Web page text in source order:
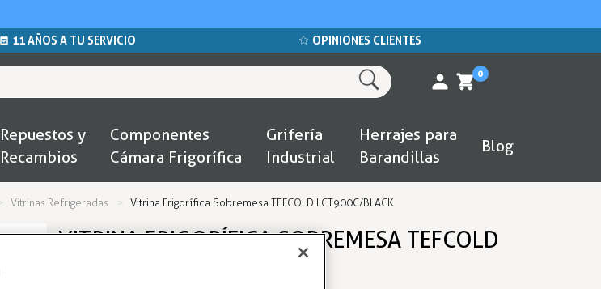
11 AÑOS A TU SERVICIO OPINIONES CLIENTES
0
Repuestos y
Recambios
Componentes
Cámara Frigorífica
Grifería
Industrial
Herrajes para
Barandillas
Blog
Vitrinas Refrigeradas Vitrina Frigorífica Sobremesa TEFCOLD LCT900C/BLACK
VITRINA FRIGORÍFICA SOBREMESA TEFCOLD